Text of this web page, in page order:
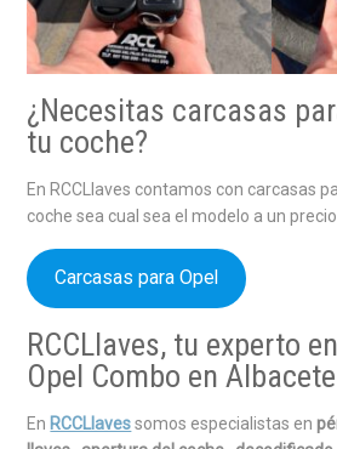
¿Necesitas carcasas
tu coche?
En RCCLlaves contamos con carcasas
coche sea cual sea el modelo a un
Carcasas para Opel
RCCLlaves, tu experto
Opel Combo en Albacete
En RCCLlavessomos especialistas en